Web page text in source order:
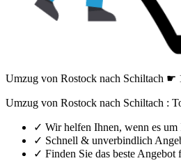
Umzug von Rostock nach Schiltach ☛
Umzug von Rostock nach Schiltach :
✓ Wir helfen Ihnen, wenn es
✓ Schnell & unverbindlich
✓ Finden Sie das beste